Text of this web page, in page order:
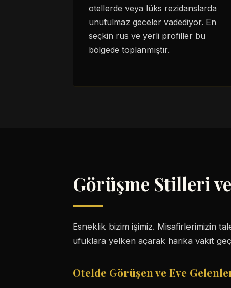
otellerde veya lüks rezidanslarda
unutulmaz geceler vadediyor. En
seçkin rus ve yerli profiller bu
bölgede toplanmıştır.
Görüşme Stilleri
Esneklik bizim işimiz. Misafirlerimizin
ufuklara yelken açarak harika vakit
Otelde Görüşen ve Eve